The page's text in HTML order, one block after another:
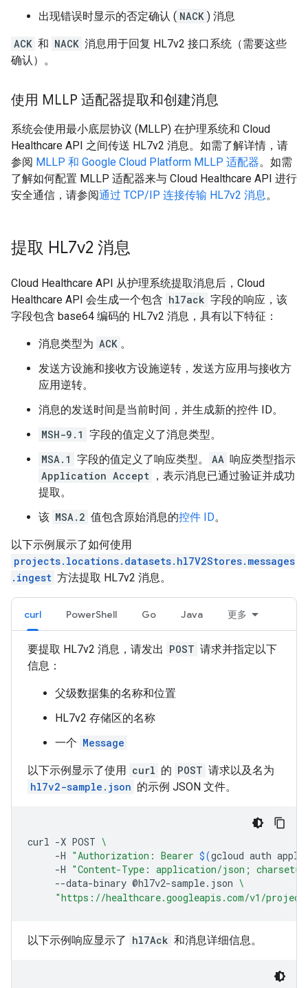
出现错误时显示的否定确认 ( NACK ) 消息
ACK 和 NACK 消息用于回复 HL7v2 接口系统（需要这些
确认）。
使用 MLLP 适配器提取和创建消息
系统会使用最小底层协议 (MLLP) 在护理系统和 Cloud
Healthcare API 之间传送 HL7v2 消息。如需了解详情，请
参阅 MLLP 和 Google Cloud Platform MLLP 适配器。如需
了解如何配置 MLLP 适配器来与 Cloud Healthcare API 进行
安全通信，请参阅通过 TCP/IP 连接传输 HL7v2 消息。
提取 HL7v2 消息
Cloud Healthcare API 从护理系统提取消息后，Cloud
Healthcare API 会生成一个包含 hl7ack 字段的响应，该
字段包含 base64 编码的 HL7v2 消息，具有以下特征：
消息类型为 ACK 。
发送方设施和接收方设施逆转，发送方应用与接收方
应用逆转。
消息的发送时间是当前时间，并生成新的控件 ID。
MSH-9.1 字段的值定义了消息类型。
MSA.1 字段的值定义了响应类型。 AA 响应类型指示
Application Accept ，表示消息已通过验证并成功
提取。
该 MSA.2 值包含原始消息的控件 ID。
以下示例展示了如何使用
projects.locations.datasets.hl7V2Stores.messages
.ingest 方法提取 HL7v2 消息。
curl PowerShell Go Java 更多
要提取 HL7v2 消息，请发出 POST 请求并指定以下
信息：
父级数据集的名称和位置
HL7v2 存储区的名称
一个 Message
以下示例显示了使用 curl 的 POST 请求以及名为
hl7v2-sample.json 的示例 JSON 文件。
curl -X POST \
-H "Authorization: Bearer $(gcloud auth
-H "Content-Type: application/json;
--data-binary @hl7v2-sample.json \
"https://healthcare.googleapis.com/v1/
以下示例响应显示了 hl7Ack 和消息详细信息。